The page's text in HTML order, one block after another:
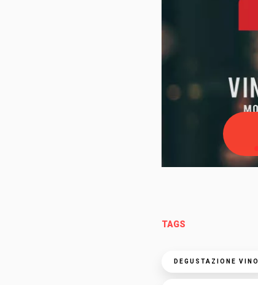
TAGS
DEGUSTAZIONE VINO